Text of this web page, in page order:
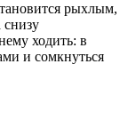
рыхлым,
снизу
ходить: в
и сомкнуться